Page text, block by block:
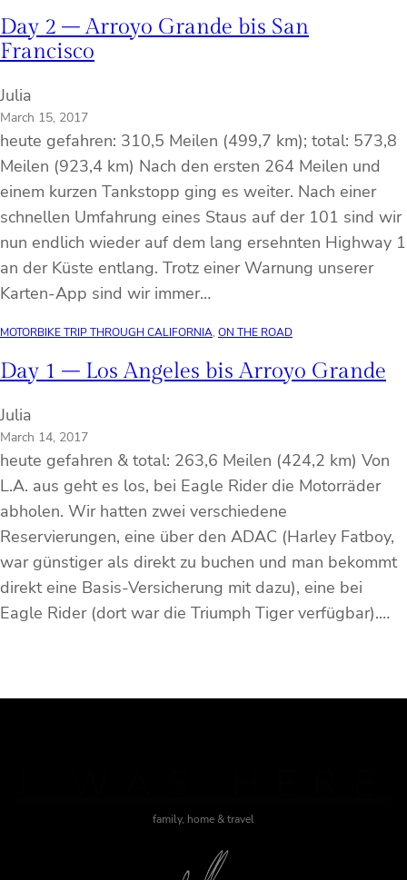
Day 2 – Arroyo Grande bis San
Francisco
Julia
March 15, 2017
heute gefahren: 310,5 Meilen (499,7 km); total: 573,8
Meilen (923,4 km) Nach den ersten 264 Meilen und
einem kurzen Tankstopp ging es weiter. Nach einer
schnellen Umfahrung eines Staus auf der 101 sind wir
nun endlich wieder auf dem lang ersehnten Highway 1
an der Küste entlang. Trotz einer Warnung unserer
Karten-App sind wir immer…
MOTORBIKE TRIP THROUGH CALIFORNIA, ON THE ROAD
Day 1 – Los Angeles bis Arroyo Grande
Julia
March 14, 2017
heute gefahren & total: 263,6 Meilen (424,2 km) Von
L.A. aus geht es los, bei Eagle Rider die Motorräder
abholen. Wir hatten zwei verschiedene
Reservierungen, eine über den ADAC (Harley Fatboy,
war günstiger als direkt zu buchen und man bekommt
direkt eine Basis-Versicherung mit dazu), eine bei
Eagle Rider (dort war die Triumph Tiger verfügbar).…
family, home & travel